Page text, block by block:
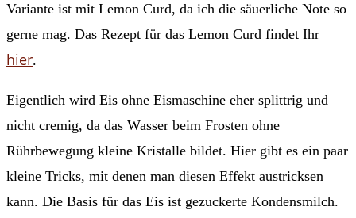
Variante ist mit Lemon Curd, da ich die säuerliche Note so
gerne mag. Das Rezept für das Lemon Curd findet Ihr
hier.
Eigentlich wird Eis ohne Eismaschine eher splittrig und
nicht cremig, da das Wasser beim Frosten ohne
Rührbewegung kleine Kristalle bildet. Hier gibt es ein paar
kleine Tricks, mit denen man diesen Effekt austricksen
kann. Die Basis für das Eis ist gezuckerte Kondensmilch.